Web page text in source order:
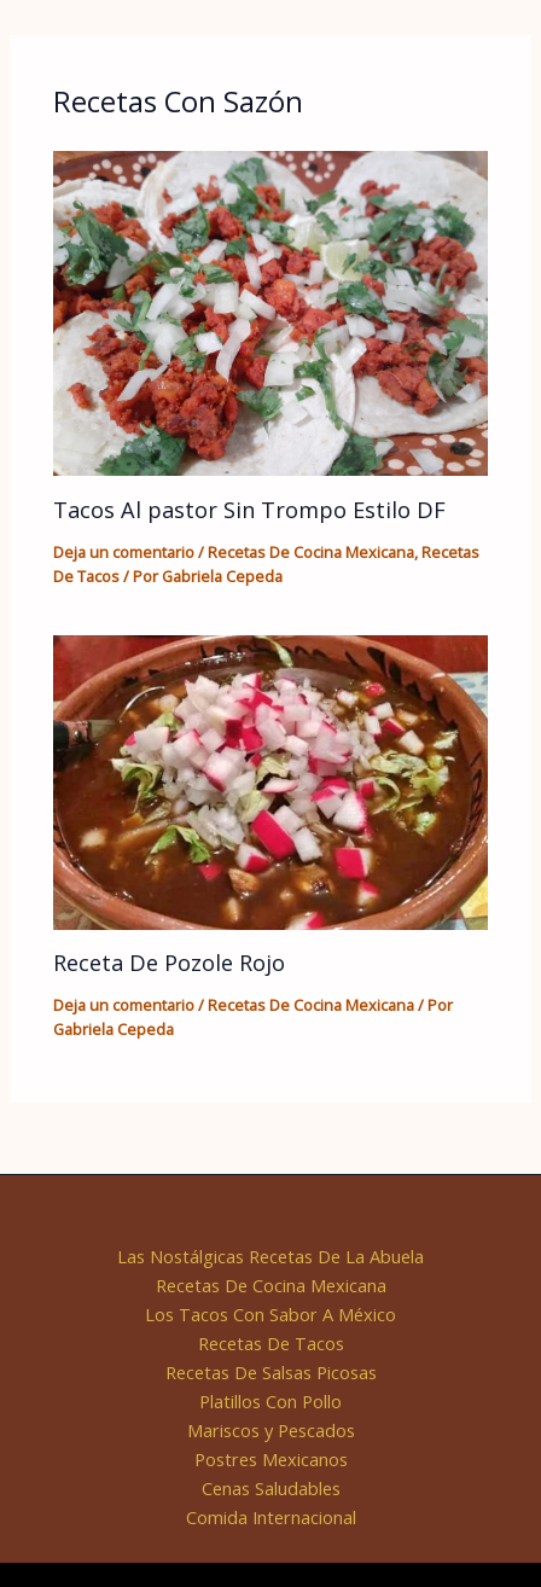
Recetas Con Sazón
Tacos Al pastor Sin Trompo Estilo DF
Deja un comentario/Recetas De Cocina Mexicana,Recetas
De Tacos/ PorGabriela Cepeda
Receta De Pozole Rojo
Deja un comentario/Recetas De Cocina Mexicana/ Por
Gabriela Cepeda
Las Nostálgicas Recetas De La Abuela
Recetas De Cocina Mexicana
Los Tacos Con Sabor A México
Recetas De Tacos
Recetas De Salsas Picosas
Platillos Con Pollo
Mariscos y Pescados
Postres Mexicanos
Cenas Saludables
Comida Internacional